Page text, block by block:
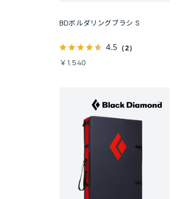
BDボルダリングブラシ S
4.5 （2）
￥1,540